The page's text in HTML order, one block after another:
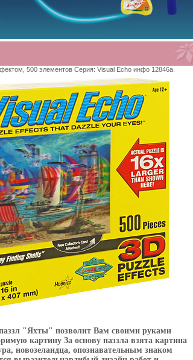
500 элементов Серия: Visual Echo инфо 12846a.
"Яхты" позволит Вам своими руками
картину За основу паззла взята картина
новозеландца, опознавательным знаком